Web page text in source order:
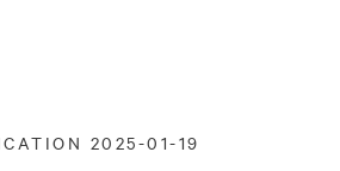
2025-01-19